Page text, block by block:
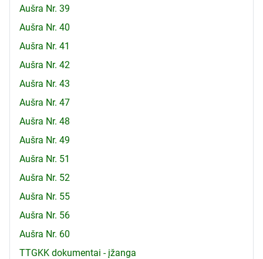
Aušra Nr. 39
Aušra Nr. 40
Aušra Nr. 41
Aušra Nr. 42
Aušra Nr. 43
Aušra Nr. 47
Aušra Nr. 48
Aušra Nr. 49
Aušra Nr. 51
Aušra Nr. 52
Aušra Nr. 55
Aušra Nr. 56
Aušra Nr. 60
TTGKK dokumentai - įžanga